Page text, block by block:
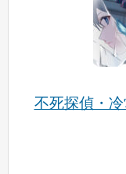
不死探偵・